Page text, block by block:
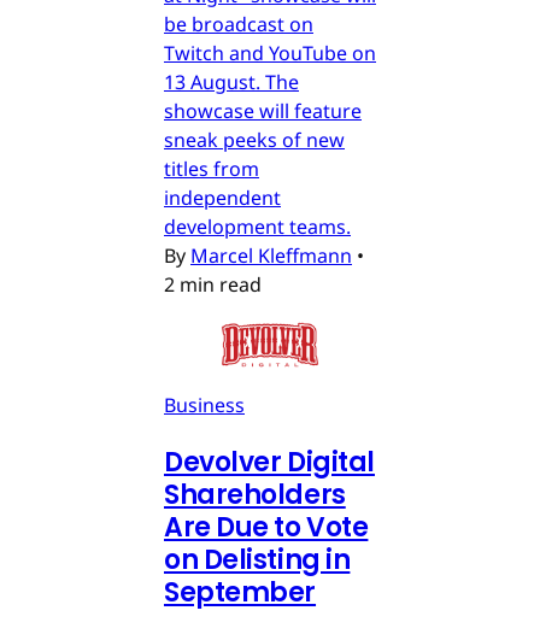
be broadcast on
Twitch and YouTube on
13 August. The
showcase will feature
sneak peeks of new
titles from
independent
development teams.
By Marcel Kleffmann •
2 min read
Business
Devolver Digital
Shareholders
Are Due to Vote
on Delisting in
September